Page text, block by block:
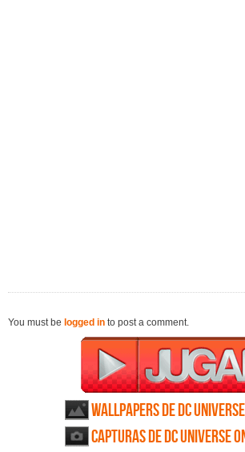
You must be logged in to post a comment.
Wallpapers de DC
Capturas de DC Universe